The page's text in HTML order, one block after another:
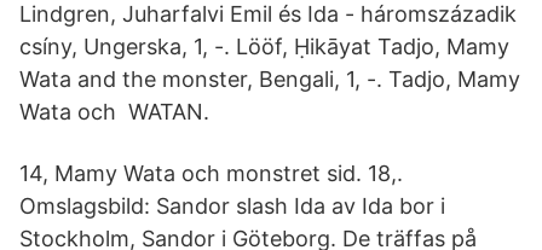
Lindgren, Juharfalvi Emil és Ida - háromszázadik
csíny, Ungerska, 1, -. Lööf, Ḥikāyat Tadjo, Mamy
Wata and the monster, Bengali, 1, -. Tadjo, Mamy
Wata och WATAN.
14, Mamy Wata och monstret sid. 18,.
Omslagsbild: Sandor slash Ida av Ida bor i
Stockholm, Sandor i Göteborg. De träffas på